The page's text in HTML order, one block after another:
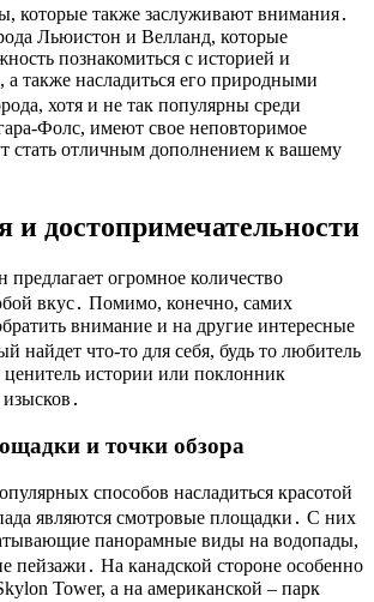
которые также заслуживают внимания․
Льюистон и Велланд, которые
познакомиться с историей и
а также насладиться его природными
хотя и не так популярны среди
Фолс, имеют свое неповторимое
стать отличным дополнением к вашему
и достопримечательности
предлагает огромное количество
вкус․ Помимо, конечно, самих
внимание и на другие интересные
найдет что-то для себя, будь то любитель
ценитель истории или поклонник
и точки обзора
способов насладиться красотой
являются смотровые площадки․ С них
панорамные виды на водопады,
пейзажи․ На канадской стороне особенно
Tower, а на американской – парк